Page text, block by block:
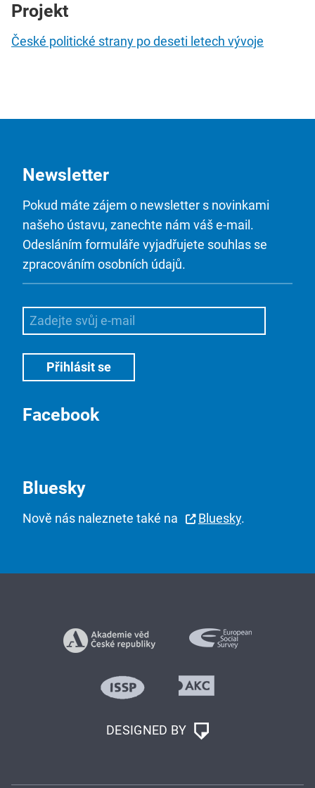
Projekt
České politické strany po deseti letech vývoje
Newsletter
Pokud máte zájem o newsletter s novinkami
našeho ústavu, zanechte nám váš e-mail.
Odesláním formuláře vyjadřujete souhlas se
zpracováním osobních údajů.
Facebook
Bluesky
Nově nás naleznete také na Bluesky.
DESIGNED BY